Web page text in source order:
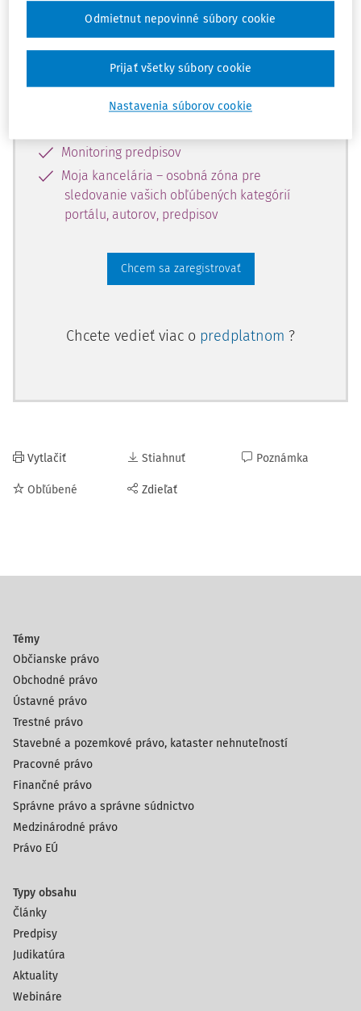
obsahu a získajte prístup na 10 dní
zdarma, stačí sa len zaregistrovať.
Vďaka registrácii získate prístup aj k
vybranému obsahu:
Monitoring predpisov
Moja kancelária – osobná zóna pre
sledovanie vašich obľúbených kategórií
portálu, autorov, predpisov
Chcem sa zaregistrovať
Chcete vedieť viac o predplatnom ?
Vytlačiť
Obľúbené
Stiahnuť
Zdieľať
Poznámka
Témy
Občianske právo
Obchodné právo
Ústavné právo
Trestné právo
Stavebné a pozemkové právo, kataster nehnuteľností
Pracovné právo
Finančné právo
Správne právo a správne súdnictvo
Medzinárodné právo
Právo EÚ
Typy obsahu
Články
Predpisy
Judikatúra
Aktuality
Webináre
Nastavenia súborov cookie
Odmietnut nepovinné súbory cookie
Prijať všetky súbory cookie